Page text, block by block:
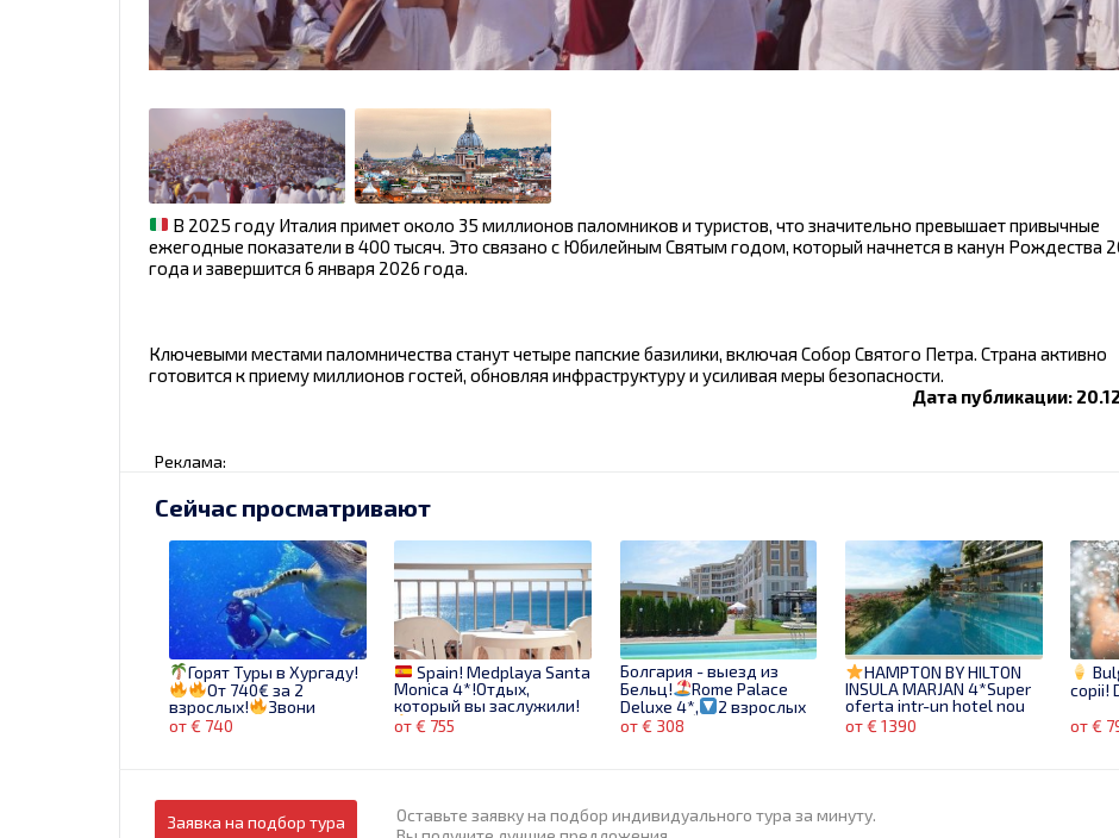
В 2025 году Италия примет около 35 миллионов паломников и туристов, что значительно превышает привычные
ежегодные показатели в 400 тысяч. Это связано с Юбилейным Святым годом, который начнется в канун Рождества
года и завершится 6 января 2026 года.
Ключевыми местами паломничества станут четыре папские базилики, включая Собор Святого Петра. Страна активно
готовится к приему миллионов гостей, обновляя инфраструктуру и усиливая меры безопасности.
Дата публикации:
Реклама:
Сейчас просматривают
Горят Туры в Хургаду!
От 740€ за 2
взрослых!
Звони
сейчас!
от € 740
Spain! Medplaya Santa
Monica 4*!Отдых,
который вы заслужили!
от € 755
Болгария - выезд из
Бельц!
Rome Palace
Deluxe 4*,
2 взрослых
от 618€
от € 308
HAMPTON BY HILTON
INSULA MARJAN 4*Super
oferta intr-un hotel nou
pe prima linie in Emirate
от € 1390
copii!
от €
Заявка на подбор тура
Оставьте заявку на подбор индивидуального тура за минуту.